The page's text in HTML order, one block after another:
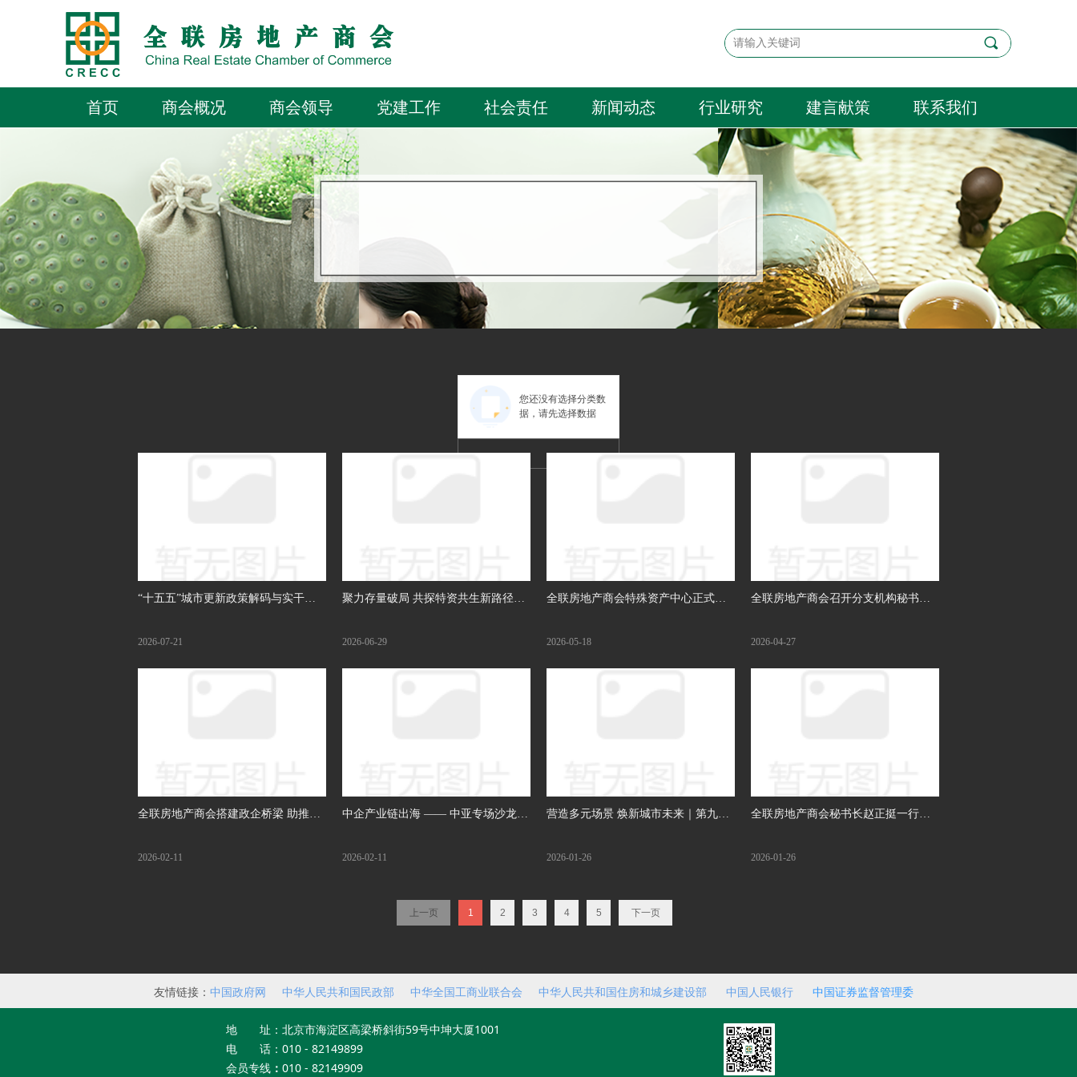
끠
首页 商会概况 商会领导 党建工作 社会责任 新闻动态 行业研究 建言献策 联系我们
您还没有选择分类数
据，请先选择数据
“十五五”城市更新政策解码与实干破
2026-07-21
聚力存量破局 共探特资共生新路径｜
2026-06-29
全联房地产商会特殊资产中心正式成
2026-05-18
全联房地产商会召开分支机构秘书长
2026-04-27
全联房地产商会搭建政企桥梁 助推图
2026-02-11
中企产业链出海 —— 中亚专场沙龙活
2026-02-11
营造多元场景 焕新城市未来｜第九届
2026-01-26
全联房地产商会秘书长赵正挺一行走
2026-01-26
上一页 1 2 3 4 5 下一页
友情链接： 中国政府网 中华人民共和国民政部 中华全国工商业联合会 中华人民共和国住房和城乡建设部 中国人民银行
中国证券监督管理委
员会
地 址：北京市海淀区高梁桥斜街59号中坤大厦1001
电 话：010 - 82149899
会员专线 ： 010 - 82149909